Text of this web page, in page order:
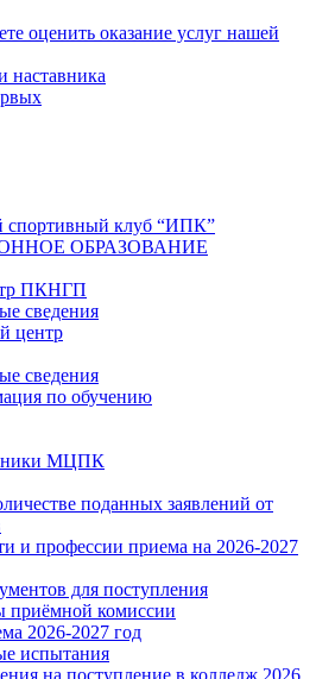
оценить оказание услуг нашей
наставника
спортивный клуб “ИПК”
ОБРАЗОВАНИЕ
ПКНГП
сведения
центр
сведения
по обучению
МЦПК
поданных заявлений от
и профессии приема на 2026-2027
для поступления
приёмной комиссии
2026-2027 год
испытания
на поступление в колледж 2026